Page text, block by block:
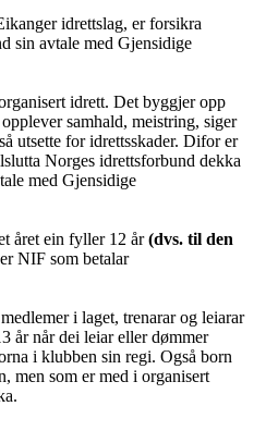
idrettslag, er forsikra
sin avtale med Gjensidige
idrett. Det byggjer opp
samhald, meistring, siger
utsette for idrettsskader. Difor er
Norges idrettsforbund dekka
med Gjensidige
året ein fyller 12 år(dvs. til den
NIF som betalar
i laget, trenarar og leiarar
år når dei leiar eller dømmer
i klubben sin regi. Også born
men som er med i organisert